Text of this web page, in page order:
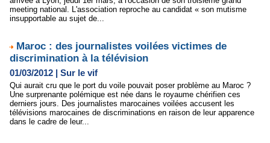
meeting national. L'association reproche au candidat « son mutisme
insupportable au sujet de...
Maroc : des journalistes voilées victimes de
discrimination à la télévision
01/03/2012 | Sur le vif
Qui aurait cru que le port du voile pouvait poser problème au Maroc ?
Une surprenante polémique est née dans le royaume chérifien ces
derniers jours. Des journalistes marocaines voilées accusent les
télévisions marocaines de discriminations en raison de leur apparence
dans le cadre de leur...